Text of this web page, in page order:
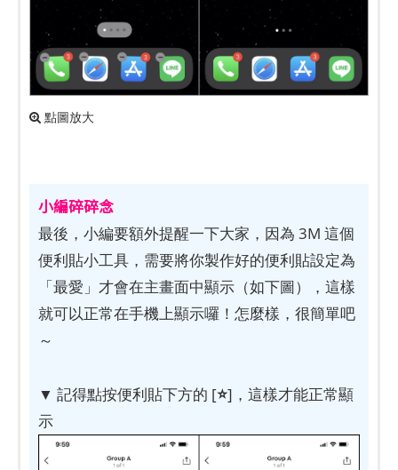
點圖放大
小編碎碎念
最後，小編要額外提醒一下大家，因為 3M 這個
便利貼小工具，需要將你製作好的便利貼設定為
「最愛」才會在主畫面中顯示（如下圖），這樣
就可以正常在手機上顯示囉！怎麼樣，很簡單吧
～
▼ 記得點按便利貼下方的 [⭐]，這樣才能正常顯
示